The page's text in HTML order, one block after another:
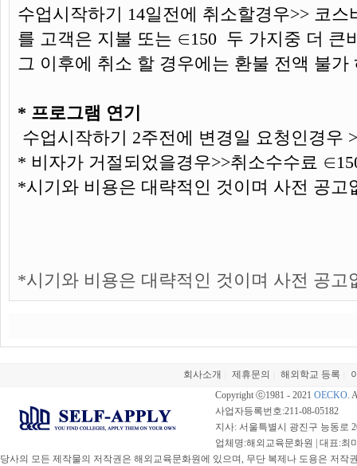
수업시작하기 14일전에 취소할경우>> 코스
를 고객은 지불 또는 ∈150 두 가지중 더 큰
그 이후에 취소 할 경우에는 환불 전액 불
* 프로그램 연기
수업시작하기 2주전에 변경일 요청인경우
* 비자가 거절되었을경우>>취소수수료
*시기와 비용은 대략적인 것이며 사전 공고
*시기와 비용은 대략적인 것이며 사전 공고
회사소개 제휴문의 해외학교 등록
Copyright ⓒ1981 - 2021 OECKO.
사업자등록번호:211-08-05182
지사: 서울특별시 광진구 능동로
업체명:해외교육문화원 | 대표:최
당사의 모든 제작물의 저작권은 해외교육문화원에 있으며, 무단 복제나 도용은 저